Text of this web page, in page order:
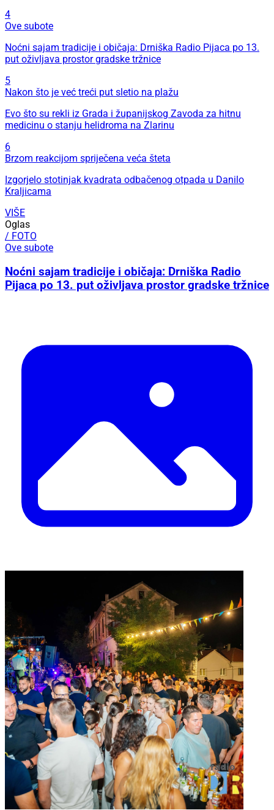
4
Ove subote
Noćni sajam tradicije i običaja: Drniška Radio Pijaca po 13.
put oživljava prostor gradske tržnice
5
Nakon što je već treći put sletio na plažu
Evo što su rekli iz Grada i županijskog Zavoda za hitnu
medicinu o stanju helidroma na Zlarinu
6
Brzom reakcijom spriječena veća šteta
Izgorjelo stotinjak kvadrata odbačenog otpada u Danilo
Kraljicama
VIŠE
Oglas
/ FOTO
Ove subote
Noćni sajam tradicije i običaja: Drniška Radio
Pijaca po 13. put oživljava prostor gradske tržnice